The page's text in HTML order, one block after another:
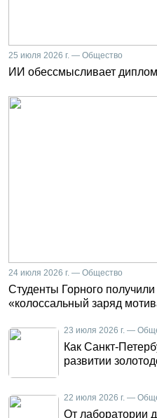
25 июля 2026 г. — Общество
ИИ обессмысливает
24 июля 2026 г. — Общество
Студенты Горного
«колоссальный заряд
23 июля 2026 г. —
Как Санкт-
развитии
22 июля 2026 г. —
От лаборатории